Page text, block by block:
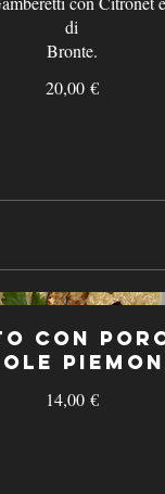
di
Bronte.
20,00 €
con
14,00 €